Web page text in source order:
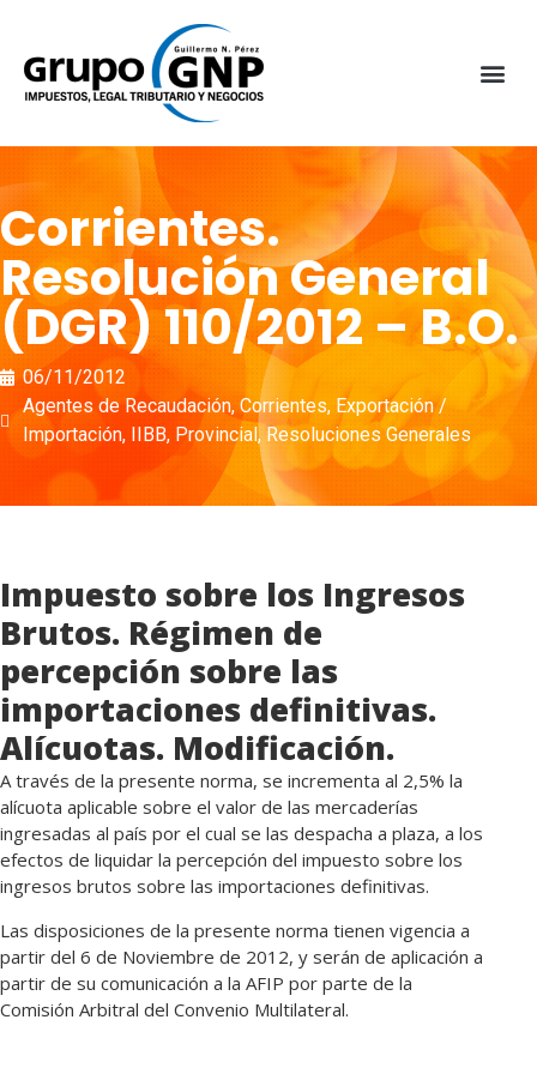
Corrientes.
Resolución General
(DGR) 110/2012 – B.O.
06/11/2012
Agentes de Recaudación,Corrientes, Exportación /
Importación, IIBB, Provincial, Resoluciones Generales
Impuesto sobre los Ingresos
Brutos. Régimen de
percepción sobre las
importaciones definitivas.
Alícuotas. Modificación.
A través de la presente norma, se incrementa al 2,5% la
alícuota aplicable sobre el valor de las mercaderías
ingresadas al país por el cual se las despacha a plaza, a los
efectos de liquidar la percepción del impuesto sobre los
ingresos brutos sobre las importaciones definitivas.
Las disposiciones de la presente norma tienen vigencia a
partir del 6 de Noviembre de 2012, y serán de aplicación a
partir de su comunicación a la AFIP por parte de la
Comisión Arbitral del Convenio Multilateral.